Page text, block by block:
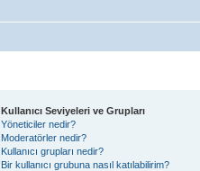
Kullanıcı Seviyeleri ve Grupları
Yöneticiler nedir?
Moderatörler nedir?
Kullanıcı grupları nedir?
Bir kullanıcı grubuna nasıl katılabilirim?